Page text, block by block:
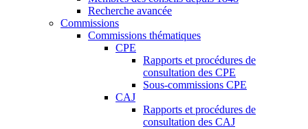
Recherche avancée
Commissions
Commissions thématiques
CPE
Rapports et procédures de
consultation des CPE
Sous-commissions CPE
CAJ
Rapports et procédures de
consultation des CAJ